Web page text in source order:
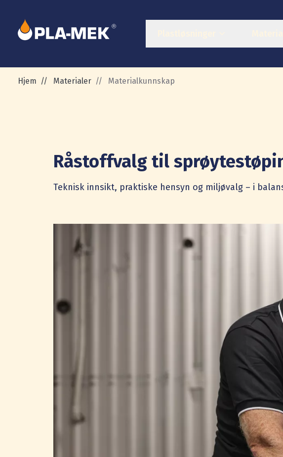
Hjem // Materialer // Materialkunnskap
Råstoffvalg til
Teknisk innsikt, praktiske hensyn og miljøvalg – i